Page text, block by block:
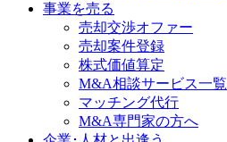
事業を売る
売却交渉オファー
売却案件登録
株式価値算定
M&A相談サービス一覧
マッチング代行
M&A専門家の方へ